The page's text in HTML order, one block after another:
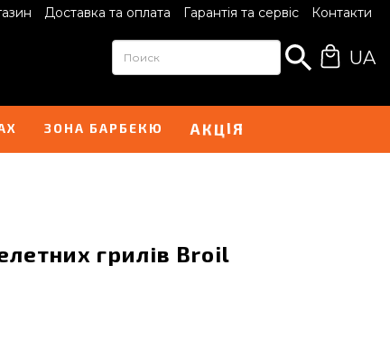
Доставка та оплата Гарантія та сервіс Контакти
UA
ЗОНА БАРБЕКЮ АКЦІЯ
грилів Broil